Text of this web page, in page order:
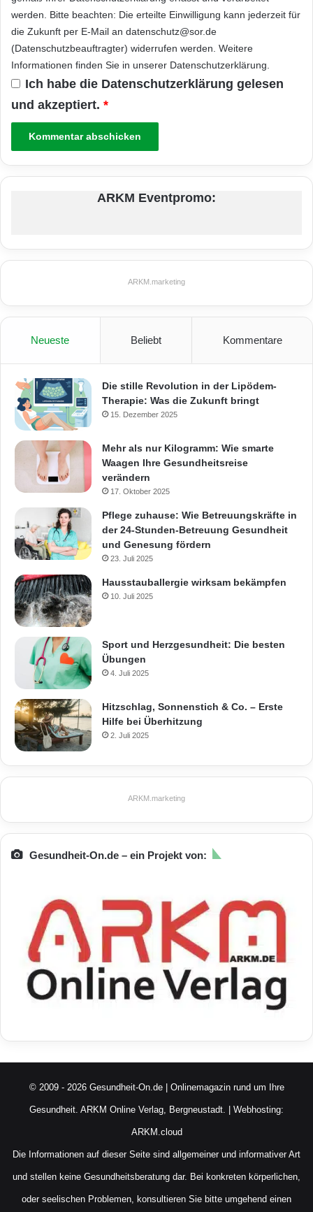
werden. Bitte beachten: Die erteilte Einwilligung kann jederzeit für
die Zukunft per E-Mail an datenschutz@sor.de
(Datenschutzbeauftragter) widerrufen werden. Weitere
Informationen finden Sie in unserer Datenschutzerklärung.
Ich habe die Datenschutzerklärung gelesen
und akzeptiert. *
ARKM Eventpromo:
ARKM.marketing
Neueste Beliebt Kommentare
Die stille Revolution in der Lipödem-
Therapie: Was die Zukunft bringt
15. Dezember 2025
Mehr als nur Kilogramm: Wie smarte
Waagen Ihre Gesundheitsreise
verändern
17. Oktober 2025
Pflege zuhause: Wie Betreuungskräfte in
der 24-Stunden-Betreuung Gesundheit
und Genesung fördern
23. Juli 2025
Hausstauballergie wirksam bekämpfen
10. Juli 2025
Sport und Herzgesundheit: Die besten
Übungen
4. Juli 2025
Hitzschlag, Sonnenstich & Co. – Erste
Hilfe bei Überhitzung
2. Juli 2025
ARKM.marketing
Gesundheit-On.de – ein Projekt von:
© 2009 - 2026 Gesundheit-On.de | Onlinemagazin rund um Ihre
Gesundheit. ARKM Online Verlag, Bergneustadt. | Webhosting:
ARKM.cloud
Die Informationen auf dieser Seite sind allgemeiner und informativer Art
und stellen keine Gesundheitsberatung dar. Bei konkreten körperlichen,
oder seelischen Problemen, konsultieren Sie bitte umgehend einen